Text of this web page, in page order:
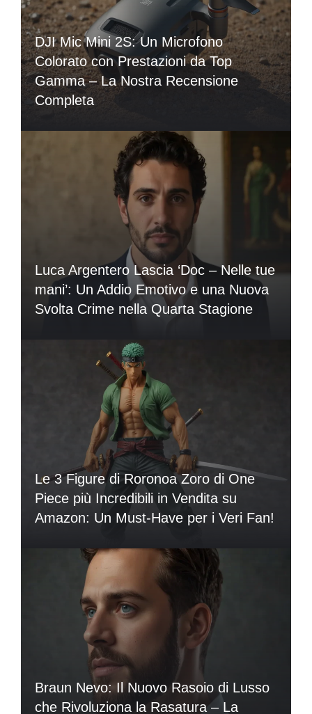
DJI Mic Mini 2S: Un Microfono
Colorato con Prestazioni da Top
Gamma – La Nostra Recensione
Completa
Luca Argentero Lascia ‘Doc – Nelle tue
mani’: Un Addio Emotivo e una Nuova
Svolta Crime nella Quarta Stagione
Le 3 Figure di Roronoa Zoro di One
Piece più Incredibili in Vendita su
Amazon: Un Must-Have per i Veri Fan!
Braun Nevo: Il Nuovo Rasoio di Lusso
che Rivoluziona la Rasatura – La